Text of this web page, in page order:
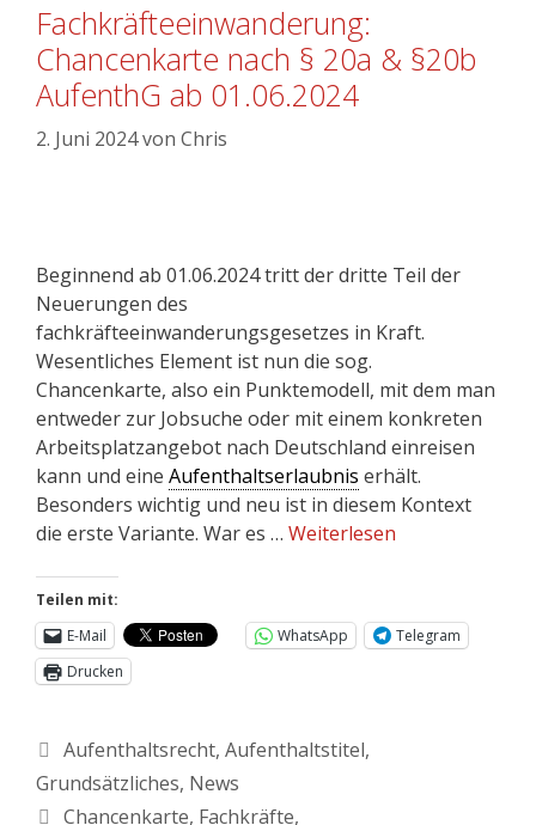
Fachkräfteeinwanderung:
Chancenkarte nach § 20a & §20b
AufenthG ab 01.06.2024
2. Juni 2024von Chris
Beginnend ab 01.06.2024 tritt der dritte Teil der
Neuerungen des
fachkräfteeinwanderungsgesetzes in Kraft.
Wesentliches Element ist nun die sog.
Chancenkarte, also ein Punktemodell, mit dem man
entweder zur Jobsuche oder mit einem konkreten
Arbeitsplatzangebot nach Deutschland einreisen
kann und eine Aufenthaltserlaubnis erhält.
Besonders wichtig und neu ist in diesem Kontext
die erste Variante. War es … Weiterlesen
Teilen mit:
E-Mail
WhatsApp
Telegram
Drucken
Aufenthaltsrecht, Aufenthaltstitel,
Grundsätzliches, News
Chancenkarte, Fachkräfte,